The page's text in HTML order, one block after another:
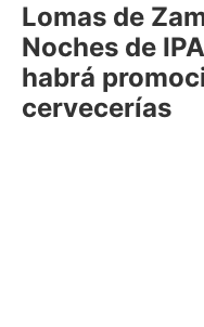
Lomas de
Noches de
habrá
cervecerías